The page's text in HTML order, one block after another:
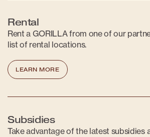
Rental
Rent a GORILLA from one of our
list of rental locations.
LEARN MORE
Subsidies
Take advantage of the latest